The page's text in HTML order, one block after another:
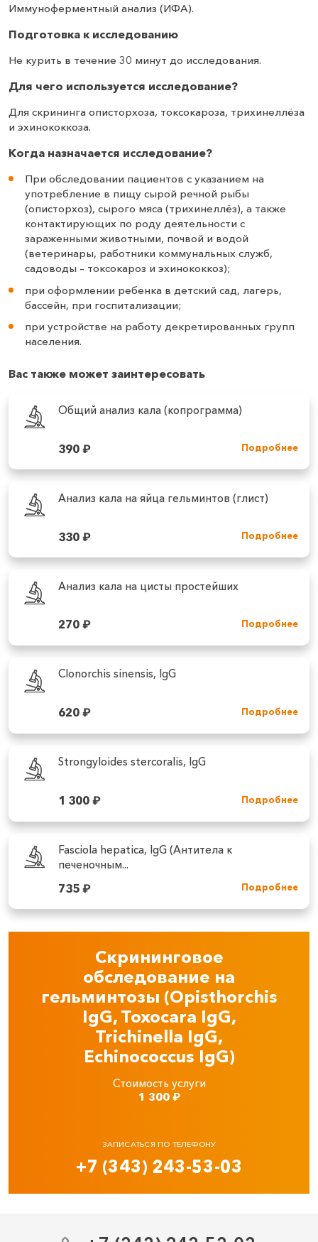
Иммуноферментный анализ (ИФА).
Подготовка к исследованию
Не курить в течение 30 минут до исследования.
Для чего используется исследование?
Для скрининга описторхоза, токсокароза, трихинеллёза
и эхинококкоза.
Когда назначается исследование?
При обследовании пациентов с указанием на
употребление в пищу сырой речной рыбы
(описторхоз), сырого мяса (трихинеллёз), а также
контактирующих по роду деятельности с
зараженными животными, почвой и водой
(ветеринары, работники коммунальных служб,
садоводы – токсокароз и эхинококкоз);
при оформлении ребенка в детский сад, лагерь,
бассейн, при госпитализации;
при устройстве на работу декретированных групп
населения.
Вас также может заинтересовать
Общий анализ кала (копрограмма)
390₽ Подробнее
Анализ кала на яйца гельминтов (глист)
330₽ Подробнее
Анализ кала на цисты простейших
270₽ Подробнее
Clonorchis sinensis, IgG
620₽ Подробнее
Strongyloides stercoralis, IgG
1 300₽ Подробнее
Fasciola hepatica, IgG (Антитела к
печеночным...
735₽ Подробнее
Скрининговое
обследование на
гельминтозы (Opisthorchis
IgG, Toxocara IgG,
Trichinella IgG,
Echinococcus IgG)
Стоимость услуги
1 300₽
ЗАПИСАТЬСЯ ПО ТЕЛЕФОНУ
+7 (343) 243-53-03